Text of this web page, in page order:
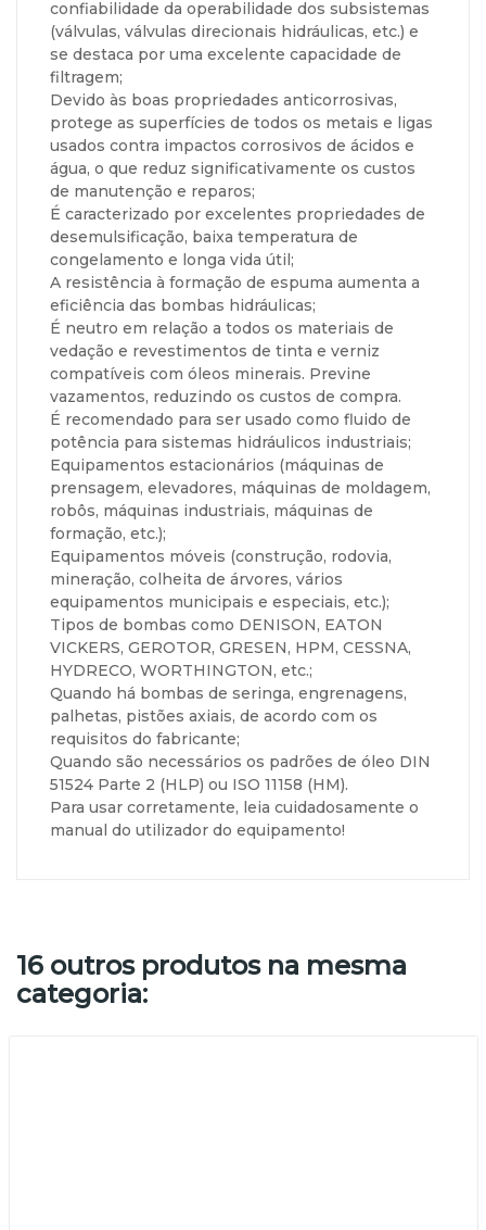
confiabilidade da operabilidade dos subsistemas
(válvulas, válvulas direcionais hidráulicas, etc.) e
se destaca por uma excelente capacidade de
filtragem;
Devido às boas propriedades anticorrosivas,
protege as superfícies de todos os metais e ligas
usados contra impactos corrosivos de ácidos e
água, o que reduz significativamente os custos
de manutenção e reparos;
É caracterizado por excelentes propriedades de
desemulsificação, baixa temperatura de
congelamento e longa vida útil;
A resistência à formação de espuma aumenta a
eficiência das bombas hidráulicas;
É neutro em relação a todos os materiais de
vedação e revestimentos de tinta e verniz
compatíveis com óleos minerais. Previne
vazamentos, reduzindo os custos de compra.
É recomendado para ser usado como fluido de
potência para sistemas hidráulicos industriais;
Equipamentos estacionários (máquinas de
prensagem, elevadores, máquinas de moldagem,
robôs, máquinas industriais, máquinas de
formação, etc.);
Equipamentos móveis (construção, rodovia,
mineração, colheita de árvores, vários
equipamentos municipais e especiais, etc.);
Tipos de bombas como DENISON, EATON
VICKERS, GEROTOR, GRESEN, HPM, CESSNA,
HYDRECO, WORTHINGTON, etc.;
Quando há bombas de seringa, engrenagens,
palhetas, pistões axiais, de acordo com os
requisitos do fabricante;
Quando são necessários os padrões de óleo DIN
51524 Parte 2 (HLP) ou ISO 11158 (HM).
Para usar corretamente, leia cuidadosamente o
manual do utilizador do equipamento!
16 outros produtos na mesma
categoria: